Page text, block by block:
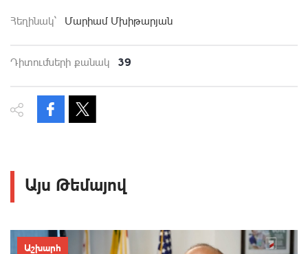
Հեղինակ` Մարիամ Մխիթարյան
Դիտումների քանակ 39
Այս Թեմայով
Աշխարհ